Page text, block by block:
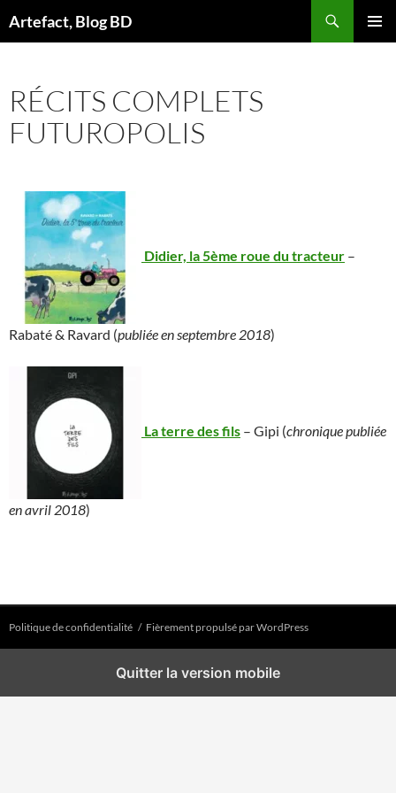
auArtefact, Blog BD
RÉCITS COMPLETS
FUTUROPOLIS
Didier, la 5ème roue du tracteur –
Rabaté & Ravard (publiée en septembre 2018)
La terre des fils – Gipi (chronique publiée
en avril 2018)
Politique de confidentialité Fièrement propulsé par WordPress
Quitter la version mobile